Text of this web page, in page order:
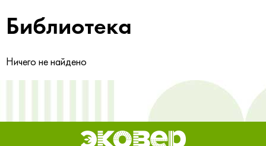
Библиотека
Ничего не найдено